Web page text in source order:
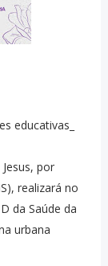
educativas_
por
realizará no
da Saúde da
urbana